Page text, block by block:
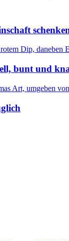
bunt und